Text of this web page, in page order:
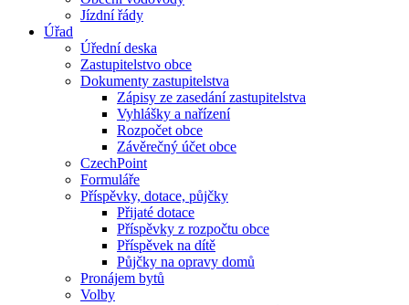
Jízdní řády
Úřad
Úřední deska
Zastupitelstvo obce
Dokumenty zastupitelstva
Zápisy ze zasedání zastupitelstva
Vyhlášky a nařízení
Rozpočet obce
Závěrečný účet obce
CzechPoint
Formuláře
Příspěvky, dotace, půjčky
Přijaté dotace
Příspěvky z rozpočtu obce
Příspěvek na dítě
Půjčky na opravy domů
Pronájem bytů
Volby